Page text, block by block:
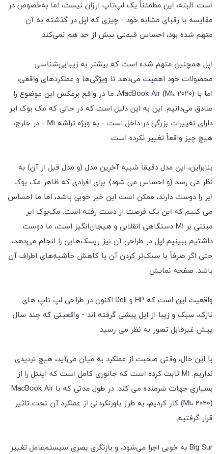
است. البته، این مطمئناً یک لپ‌تاپ ارزان نیست، اما به‌خصوص در
مقایسه با رقبای مشابه خود - چیزی که اپل در گذشته به آن
متهم شده بود، احساس قیمتی بیش از حد هم نمی‌کند.
اپل همچنین متهم شده است که بیشتر به زیبایی‌شناسی
محصولات خود اهمیت می‌دهد تا ویژگی‌ها و عملکردهای واقعی،
اما با MacBook Air (M1، 2020)، ما در واقع برعکس این موضوع را
صادق می‌دانیم. این به این دلیل است که در حالی که مک بوک ایر
دارای تغییرات بزرگی در داخل است - به ویژه تراشه M1 - در خارج،
هیچ چیز واقعاً تغییر نکرده است.
بنابراین، این مدل دقیقاً شبیه آخرین مدل (و مدل قبل از آن) به
نظر می رسد (و احساس می شود). برای افرادی که ظاهر مک بوک
ایر را دوست دارند، ممکن است این خبر خوبی باشد، اما ما احساس
می کنیم که این یک فرصت از دست رفته است. مک‌بوک ایر
مبتنی بر M1 دستگاهی انقلابی و هیجان‌انگیز است، ما دوست
داشتیم ببینیم اپل در طراحی آن نیز ریسک‌هایی را انجام می‌دهد،
حتی اگر صرفاً با سبک‌تر کردن آن یا کاهش حاشیه‌های اطراف آن
باشد. صفحه نمایش
واقعیت این است که HP و Dell اکنون در طراحی لپ تاپ های
نازک، سبک و زیبا از اپل پیشی گرفته اند - واقعیتی که چند سال
پیش غیرقابل تصور به نظر می رسید.
با این حال، وقتی صحبت از عملکرد به میان می‌آید، هیچ تردیدی
نداریم. M1 ثابت کرده است که جانوری کامل است که اینتل را از
بسیاری جهات شرمنده می کند. در طول مدتی که با MacBook Air
(M1، 2020) کار کردیم، به طرز باورنکردنی از عملکرد آن تحت تاثیر
قرار گرفتیم.
Big Sur به خوبی اجرا می‌شود، و بازنگری بصری سیستم‌عامل تغییر